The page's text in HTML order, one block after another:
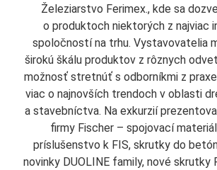
Železiarstvo Ferimex., kde sa
o produktoch niektorých z najviac
spoločností na trhu. Vystavovatelia
širokú škálu produktov z rôznych
možnosť stretnúť s odborníkmi z
viac o najnovších trendoch v oblasti
a stavebníctva. Na exkurzií
firmy Fischer – spojovací
príslušenstvo k FIS, skrutky do
novinky DUOLINE family, nové skrutky